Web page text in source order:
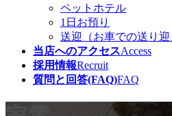
ペットホテル
1日お預り
送迎（お車での送り迎
当店へのアクセスAccess
採用情報Recruit
質問と回答(FAQ)FAQ